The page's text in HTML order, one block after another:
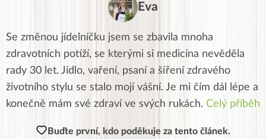
Eva
Se změnou jídelníčku jsem se zbavila mnoha
zdravotních potíží, se kterými si medicína nevěděla
rady 30 let. Jídlo, vaření, psaní a šíření zdravého
životního stylu se stalo mojí vášní. Je mi čím dál lépe a
konečně mám své zdraví ve svých rukách. Celý příběh
Buďte první, kdo poděkuje za tento článek.